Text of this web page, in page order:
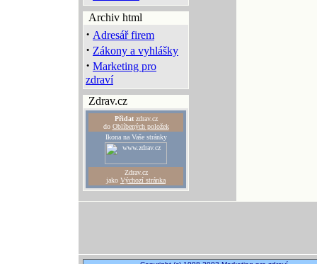
Archiv html
· Adresář firem
· Zákony a vyhlášky
· Marketing pro
zdraví
Zdrav.cz
Přidatzdrav.cz
do Oblíbených položek
Ikona na Vaše stránky
Zdrav.cz
jako Výchozí stránka